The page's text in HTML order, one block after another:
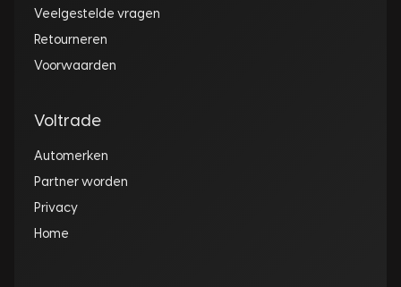
Veelgestelde vragen
Retourneren
Voorwaarden
Voltrade
Automerken
Partner worden
Privacy
Home